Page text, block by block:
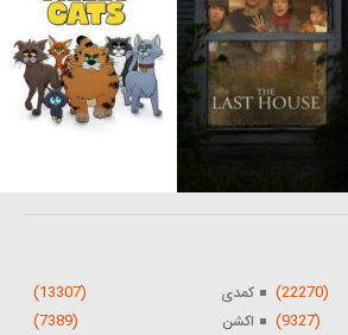
(22270) کمدی (13307)
(9327) اکشن (7389)